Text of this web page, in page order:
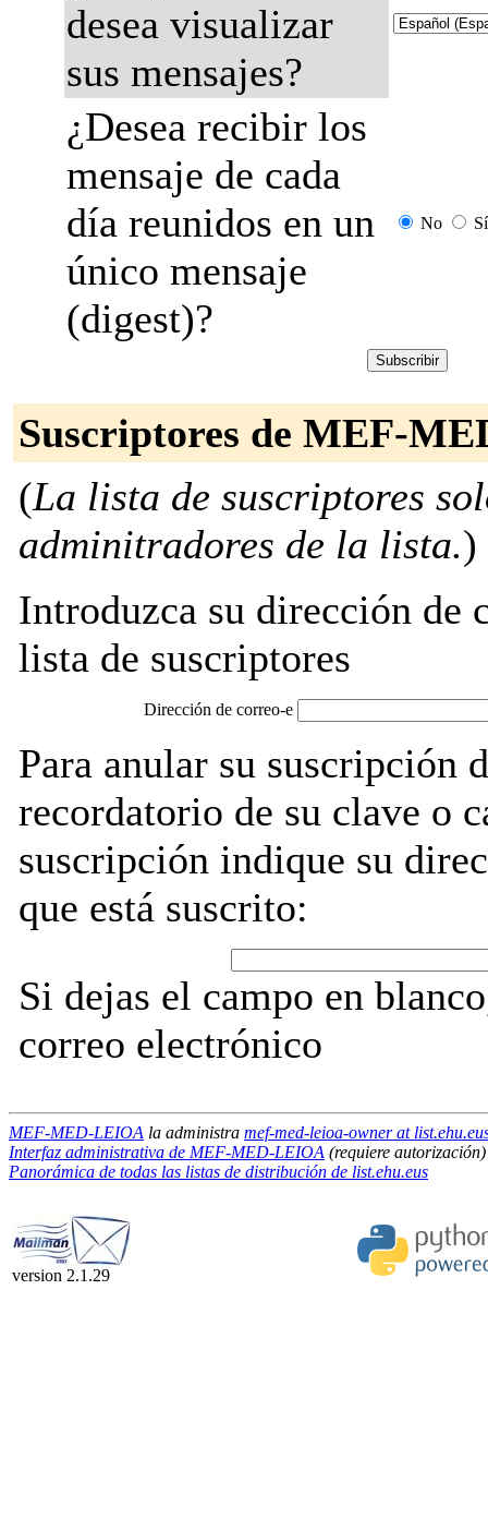
desea visualizar
sus mensajes?
¿Desea recibir los
mensaje de cada
día reunidos en un
único mensaje
(digest)?
No Sí
Suscriptores de MEF-
(La lista de suscriptores
adminitradores de la lista.)
Introduzca su dirección de
lista de suscriptores
Dirección de correo-e
Para anular su
recordatorio de su clave o
suscripción indique su
que está suscrito:
Si dejas el campo en
correo electrónico
MEF-MED-LEIOA la administra mef-med-leioa-owner at
Interfaz administrativa de MEF-MED-LEIOA (requiere autorización)
Panorámica de todas las listas de distribución de list.ehu.eus
version 2.1.29